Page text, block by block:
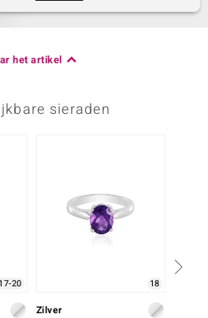
het artikel
sieraden
17-20 18
Zilver